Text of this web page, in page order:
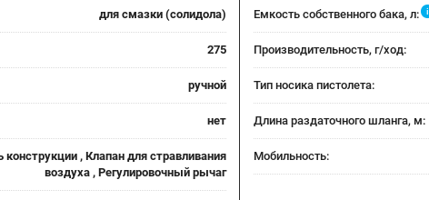
для смазки (солидола) Емкость собственного бака, л: i
275 Производительность, г/ход:
ручной Тип носика пистолета:
нет Длина раздаточного шланга, м:
конструкции , Клапан для стравливания
воздуха , Регулировочный рычаг
Мобильность: